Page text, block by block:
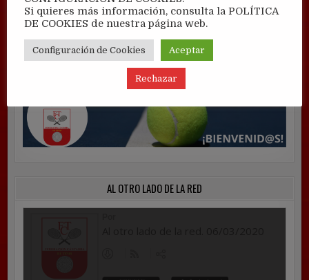
AL OTRO LADO DE LA RED
Si quieres más información, consulta la POLÍTICA
DE COOKIES de nuestra página web.
Configuración de Cookies Aceptar
Rechazar